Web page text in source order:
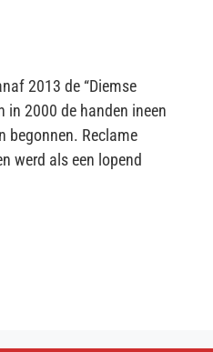
2013 de “Diemse
in 2000 de handen ineen
begonnen. Reclame
werd als een lopend